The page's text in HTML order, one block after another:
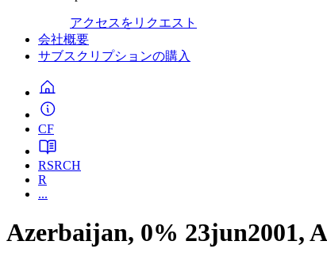
アクセスをリクエスト
会社概要
サブスクリプションの購入
CF
RSRCH
R
...
Azerbaijan, 0% 23jun2001,